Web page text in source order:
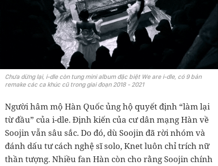
Chưa dừng lại, i-dle còn tung mini album đặc biệt We are i-dle, có 9 bản
remake các ca khúc cũ trong giai đoạn 2018 - 2021
Người hâm mộ Hàn Quốc ủng hộ quyết định “làm lại
từ đầu” của i-dle. Định kiến của cư dân mạng Hàn về
Soojin vẫn sâu sắc. Do đó, dù Soojin đã rời nhóm và
đánh dấu tư cách nghệ sĩ solo, Knet luôn chỉ trích nữ
thần tượng. Nhiều fan Hàn còn cho rằng Soojin chính